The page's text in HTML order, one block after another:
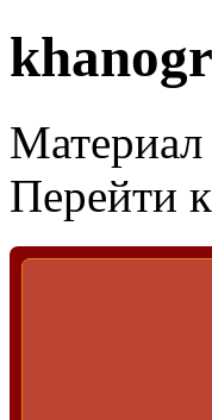
Перейти